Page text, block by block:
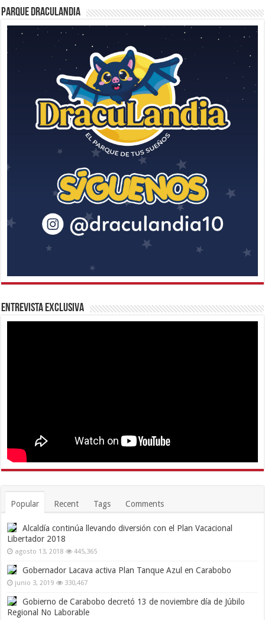
Parque Draculandia
Entrevista Exclusiva
Popular Recent Tags Comments
Alcaldía continúa llevando diversión con el Plan Vacacional
Libertador 2018
agosto 13, 2018 445,365
Gobernador Lacava activa Plan Tanque Azul en Carabobo
junio 3, 2019 330,467
Gobierno de Carabobo decretó 13 de noviembre día de Júbilo
Regional No Laborable